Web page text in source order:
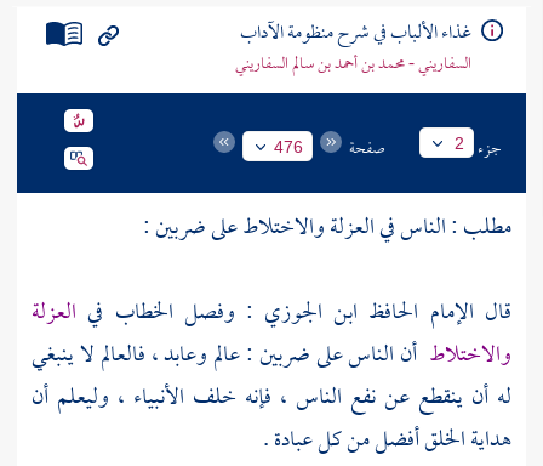
غذاء الألباب في شرح منظومة الآداب
السفاريني - محمد بن أحمد بن سالم السفاريني
جزء 2 صفحة 476
مطلب : الناس في العزلة والاختلاط على ضربين :
قال الإمام الحافظ ابن الجوزي : وفصل الخطاب في العزلة
والاختلاط أن الناس على ضربين : عالم وعابد ، فالعالم لا ينبغي
له أن ينقطع عن نفع الناس ، فإنه خلف الأنبياء ، وليعلم أن
هداية الخلق أفضل من كل عبادة .